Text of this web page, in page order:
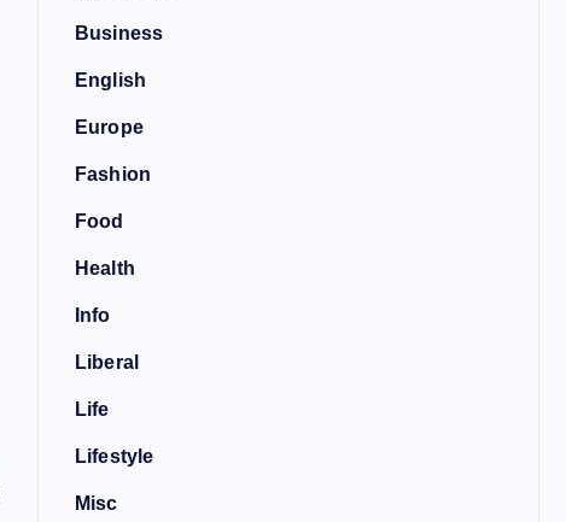
Business
English
Europe
Fashion
Food
Health
Info
Liberal
Life
Lifestyle
Misc